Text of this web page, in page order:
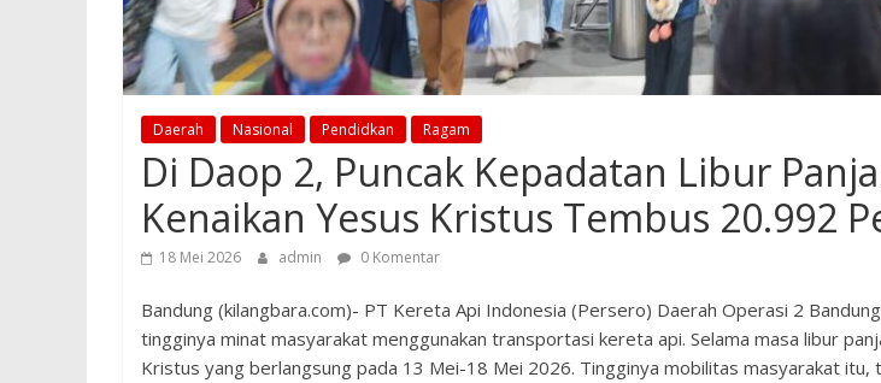
Daerah Nasional Pendidkan Ragam
Di Daop 2, Puncak Kepadatan Libur
Kenaikan Yesus Kristus Tembus 20.992
18 Mei 2026 admin 0 Komentar
Bandung (kilangbara.com)- PT Kereta Api Indonesia (Persero) Daerah Operasi 2
tingginya minat masyarakat menggunakan transportasi kereta api. Selama masa libur
Kristus yang berlangsung pada 13 Mei-18 Mei 2026. Tingginya mobilitas masyarakat itu,